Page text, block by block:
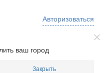
ваш город
Закрыть
Авторизоваться